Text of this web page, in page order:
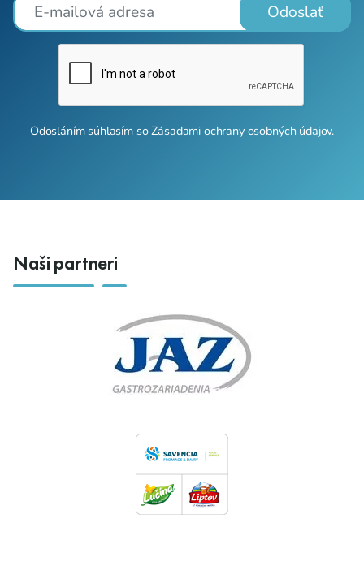
Odoslať
Odosláním súhlasím soZásadami ochrany osobných údajov.
Naši partneri